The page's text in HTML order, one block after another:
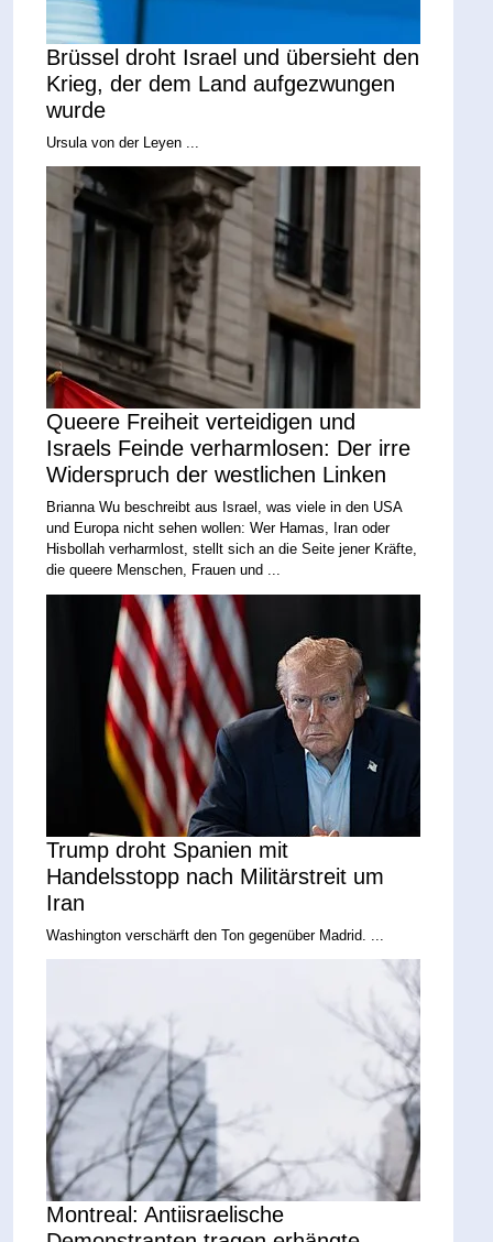
Brüssel droht Israel und übersieht den
Krieg, der dem Land aufgezwungen
wurde
Ursula von der Leyen ...
Queere Freiheit verteidigen und
Israels Feinde verharmlosen: Der irre
Widerspruch der westlichen Linken
Brianna Wu beschreibt aus Israel, was viele in den USA
und Europa nicht sehen wollen: Wer Hamas, Iran oder
Hisbollah verharmlost, stellt sich an die Seite jener Kräfte,
die queere Menschen, Frauen und ...
Trump droht Spanien mit
Handelsstopp nach Militärstreit um
Iran
Washington verschärft den Ton gegenüber Madrid. ...
Montreal: Antiisraelische